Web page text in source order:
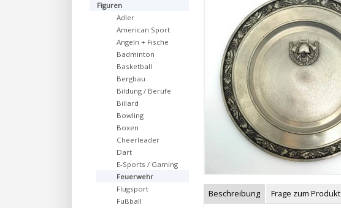
Beschreibung
Frage zum Produkt
Figuren
Adler
American Sport
Angeln + Fische
Badminton
Basketball
Bergbau
Bildung / Berufe
Billard
Bowling
Boxen
Cheerleader
Dart
E-Sports / Gaming
Feuerwehr
Flugsport
Fußball